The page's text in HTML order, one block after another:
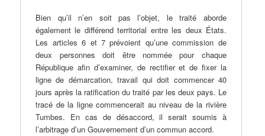
Bien qu’il n’en soit pas l’objet, le traité aborde
également le différend territorial entre les deux États.
Les articles 6 et 7 prévoient qu’une commission de
deux personnes doit être nommée pour chaque
République afin d’examiner, de rectifier et de fixer la
ligne de démarcation, travail qui doit commencer 40
jours après la ratification du traité par les deux pays. Le
tracé de la ligne commencerait au niveau de la rivière
Tumbes. En cas de désaccord, il serait soumis à
l’arbitrage d’un Gouvernement d’un commun accord.